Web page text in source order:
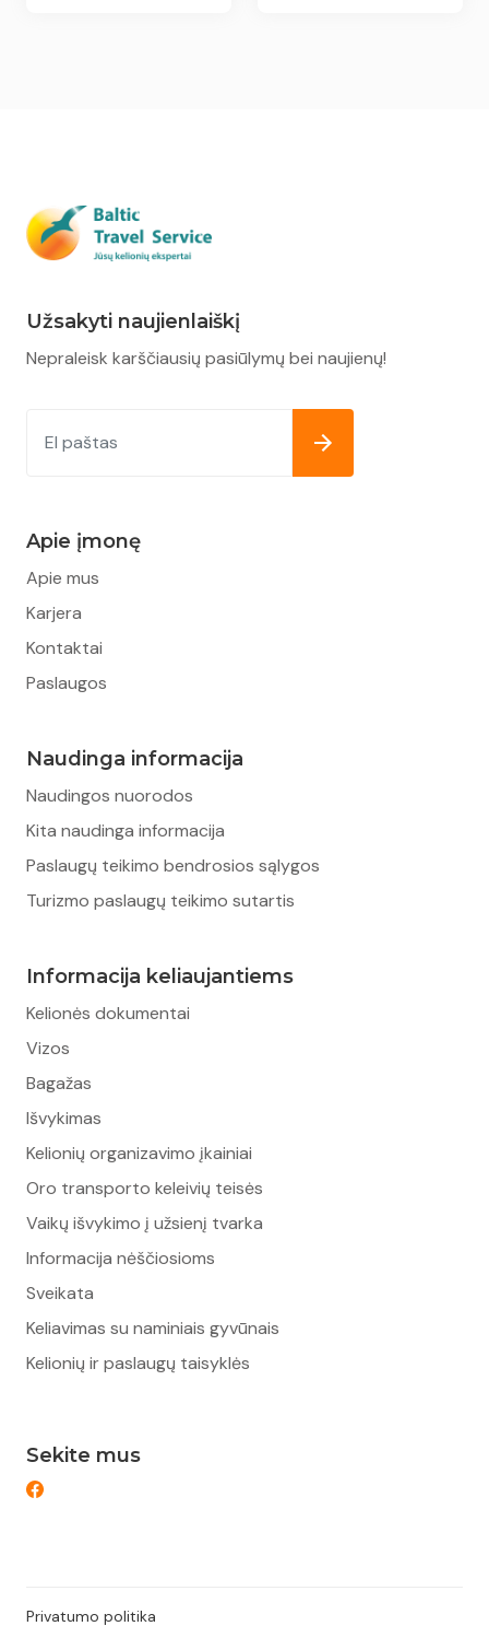
Sekite mus
Užsakyti naujienlaiškį
Nepraleisk karščiausių pasiūlymų bei naujienų!
Apie įmonę
Apie mus
Karjera
Kontaktai
Paslaugos
Naudinga informacija
Naudingos nuorodos
Kita naudinga informacija
Paslaugų teikimo bendrosios sąlygos
Turizmo paslaugų teikimo sutartis
Informacija keliaujantiems
Kelionės dokumentai
Vizos
Bagažas
Išvykimas
Kelionių organizavimo įkainiai
Oro transporto keleivių teisės
Vaikų išvykimo į užsienį tvarka
Informacija nėščiosioms
Sveikata
Keliavimas su naminiais gyvūnais
Kelionių ir paslaugų taisyklės
Privatumo politika